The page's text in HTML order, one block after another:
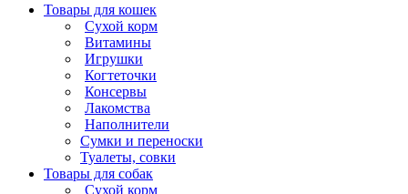
Товары для кошек
Cухой корм
Витамины
Игрушки
Когтеточки
Консервы
Лакомства
Наполнители
Сумки и переноски
Туалеты, совки
Товары для собак
Cухой корм